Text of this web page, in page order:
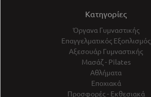
Κατηγορίες
Όργανα Γυμναστικής
Επαγγελματικός Εξοπλισμός
Αξεσουάρ Γυμναστικής
Μασάζ - Pilates
Αθλήματα
Εποχιακά
Προσφορές - Εκθεσιακά